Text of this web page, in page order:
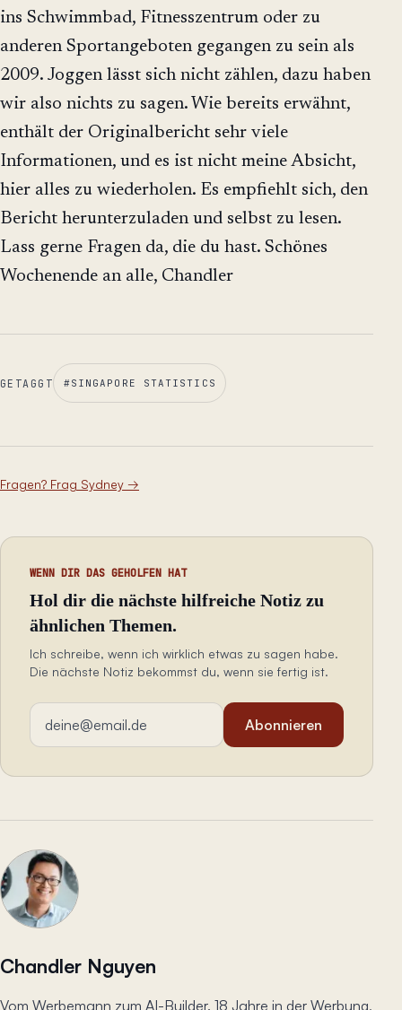
ins Schwimmbad, Fitnesszentrum oder zu
anderen Sportangeboten gegangen zu sein als
2009. Joggen lässt sich nicht zählen, dazu haben
wir also nichts zu sagen. Wie bereits erwähnt,
enthält der Originalbericht sehr viele
Informationen, und es ist nicht meine Absicht,
hier alles zu wiederholen. Es empfiehlt sich, den
Bericht herunterzuladen und selbst zu lesen.
Lass gerne Fragen da, die du hast. Schönes
Wochenende an alle, Chandler
GETAGGT #SINGAPORE STATISTICS
Fragen? Frag Sydney →
WENN DIR DAS GEHOLFEN HAT
Hol dir die nächste hilfreiche Notiz zu
ähnlichen Themen.
Ich schreibe, wenn ich wirklich etwas zu sagen habe.
Die nächste Notiz bekommst du, wenn sie fertig ist.
E-Mail-Adresse
Abonnieren
Chandler Nguyen
Vom Werbemann zum AI-Builder. 18 Jahre in der Werbung,